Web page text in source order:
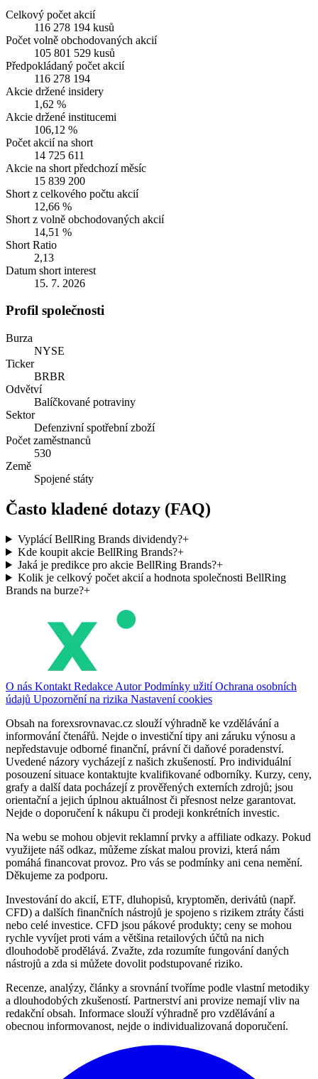
Celkový počet akcií
116 278 194 kusů
Počet volně obchodovaných akcií
105 801 529 kusů
Předpokládaný počet akcií
116 278 194
Akcie držené insidery
1,62 %
Akcie držené institucemi
106,12 %
Počet akcií na short
14 725 611
Akcie na short předchozí měsíc
15 839 200
Short z celkového počtu akcií
12,66 %
Short z volně obchodovaných akcií
14,51 %
Short Ratio
2,13
Datum short interest
15. 7. 2026
Profil společnosti
Burza
NYSE
Ticker
BRBR
Odvětví
Balíčkované potraviny
Sektor
Defenzivní spotřební zboží
Počet zaměstnanců
530
Země
Spojené státy
Často kladené dotazy (FAQ)
Vyplácí BellRing Brands dividendy?+
Kde koupit akcie BellRing Brands?+
Jaká je predikce pro akcie BellRing Brands?+
Kolik je celkový počet akcií a hodnota společnosti BellRing
Brands na burze?+
O nás Kontakt Redakce AutorPodmínky užitíOchrana osobních
údajů Upozornění na rizika Nastavení cookies
Obsah na forexsrovnavac.cz slouží výhradně ke vzdělávání a
informování čtenářů. Nejde o investiční tipy ani záruku výnosu a
nepředstavuje odborné finanční, právní či daňové poradenství.
Uvedené názory vycházejí z našich zkušeností. Pro individuální
posouzení situace kontaktujte kvalifikované odborníky. Kurzy, ceny,
grafy a další data pocházejí z prověřených externích zdrojů; jsou
orientační a jejich úplnou aktuálnost či přesnost nelze garantovat.
Nejde o doporučení k nákupu či prodeji konkrétních investic.
Na webu se mohou objevit reklamní prvky a affiliate odkazy. Pokud
využijete náš odkaz, můžeme získat malou provizi, která nám
pomáhá financovat provoz. Pro vás se podmínky ani cena nemění.
Děkujeme za podporu.
Investování do akcií, ETF, dluhopisů, kryptoměn, derivátů (např.
CFD) a dalších finančních nástrojů je spojeno s rizikem ztráty části
nebo celé investice. CFD jsou pákové produkty; ceny se mohou
rychle vyvíjet proti vám a většina retailových účtů na nich
dlouhodobě prodělává. Zvažte, zda rozumíte fungování daných
nástrojů a zda si můžete dovolit podstupované riziko.
Recenze, analýzy, články a srovnání tvoříme podle vlastní metodiky
a dlouhodobých zkušeností. Partnerství ani provize nemají vliv na
redakční obsah. Informace slouží výhradně pro vzdělávání a
obecnou informovanost, nejde o individualizovaná doporučení.